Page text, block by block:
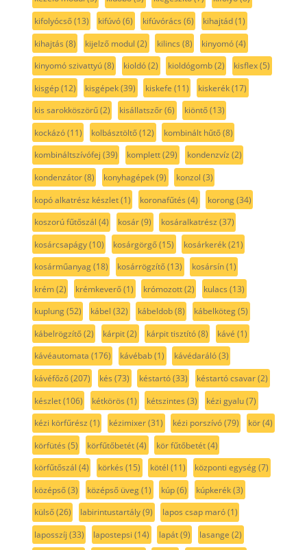
kifolyócső(13) kifúvó(6) kifúvórács (6) kihajtád(1)
kihajtás (8) kijelző modul (2) kilincs (8) kinyomó(4)
kinyomó szivattyú(8) kioldó(2) kioldógomb(2) kisflex(5)
kisgép(12) kisgépek(39) kiskefe (11) kiskerék(17)
kis sarokköszörű(2) kisállatszőr(6) kiöntő(13)
kockázó(11) kolbásztöltő(12) kombinált hűtő(8)
kombináltszívófej (39) komplett(29) kondenzvíz (2)
kondenzátor(8) konyhagépek(9) konzol (3)
kopó alkatrész készlet(1) koronafűtés (4) korong(34)
koszorú fűtőszál (4) kosár(9) kosáralkatrész (37)
kosárcsapágy(10) kosárgörgő(15) kosárkerék(21)
kosárműanyag(18) kosárrögzítő(13) kosársín(1)
krém(2) krémkeverő(1) krómozott(2) kulacs (13)
kuplung(52) kábel (32) kábeldob(8) kábelköteg(5)
kábelrögzítő(2) kárpit(2) kárpit tisztító(8) kávé (1)
kávéautomata (176) kávébab(1) kávédaráló(3)
kávéfőző(207) kés (73) késtartó(33) késtartó csavar(2)
készlet(106) kétkörös (1) kétszintes (3) kézi gyalu(7)
kézi körfűrész (1) kézimixer(31) kézi porszívó(79) kör(4)
körfütés (5) körfűtőbetét(4) kör fűtőbetét(4)
körfűtőszál (4) körkés (15) kötél (11) központi egység(7)
középső(3) középső üveg(1) kúp(6) kúpkerék(3)
külső(26) labirintustartály(9) lapos csap maró(1)
laposszíj (33) lapostepsi (14) lapát(9) lasange (2)